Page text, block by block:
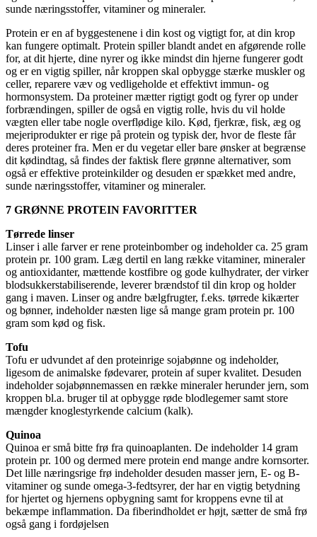
sunde næringsstoffer, vitaminer og mineraler.
Protein er en af byggestenene i din kost og vigtigt for, at din krop
kan fungere optimalt. Protein spiller blandt andet en afgørende rolle
for, at dit hjerte, dine nyrer og ikke mindst din hjerne fungerer godt
og er en vigtig spiller, når kroppen skal opbygge stærke muskler og
celler, reparere væv og vedligeholde et effektivt immun- og
hormonsystem. Da proteiner mætter rigtigt godt og fyrer op under
forbrændingen, spiller de også en vigtig rolle, hvis du vil holde
vægten eller tabe nogle overflødige kilo. Kød, fjerkræ, fisk, æg og
mejeriprodukter er rige på protein og typisk der, hvor de fleste får
deres proteiner fra. Men er du vegetar eller bare ønsker at begrænse
dit kødindtag, så findes der faktisk flere grønne alternativer, som
også er effektive proteinkilder og desuden er spækket med andre,
sunde næringsstoffer, vitaminer og mineraler.
7 GRØNNE PROTEIN FAVORITTER
Tørrede linser
Linser i alle farver er rene proteinbomber og indeholder ca. 25 gram
protein pr. 100 gram. Læg dertil en lang række vitaminer, mineraler
og antioxidanter, mættende kostfibre og gode kulhydrater, der virker
blodsukkerstabiliserende, leverer brændstof til din krop og holder
gang i maven. Linser og andre bælgfrugter, f.eks. tørrede kikærter
og bønner, indeholder næsten lige så mange gram protein pr. 100
gram som kød og fisk.
Tofu
Tofu er udvundet af den proteinrige sojabønne og indeholder,
ligesom de animalske fødevarer, protein af super kvalitet. Desuden
indeholder sojabønnemassen en række mineraler herunder jern, som
kroppen bl.a. bruger til at opbygge røde blodlegemer samt store
mængder knoglestyrkende calcium (kalk).
Quinoa
Quinoa er små bitte frø fra quinoaplanten. De indeholder 14 gram
protein pr. 100 og dermed mere protein end mange andre kornsorter.
Det lille næringsrige frø indeholder desuden masser jern, E- og B-
vitaminer og sunde omega-3-fedtsyrer, der har en vigtig betydning
for hjertet og hjernens opbygning samt for kroppens evne til at
bekæmpe inflammation. Da fiberindholdet er højt, sætter de små frø
også gang i fordøjelsen